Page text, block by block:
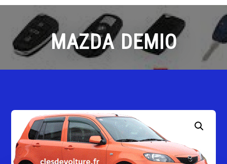
MAZDA DEMIO